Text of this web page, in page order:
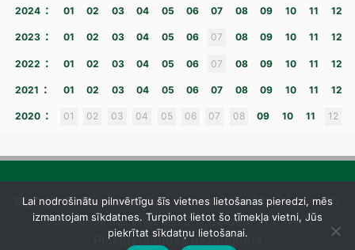
2024 : 01 02 03 04 05 06 07 08 09 10 11 12
2023 : 01 02 03 04 05 06 07 08 09 10 11 12
2022 : 01 02 03 04 05 06 07 08 09 10 11 12
2021 : 01 02 03 04 05 06 07 08 09 10 11 12
2020 : 01 02 03 04 05 06 07 08 09 10 11 12
©2026 Gulbenes novada vidusskola– [Skolas iela 10,
Skolas iela 12, Līkā iela 21] Gulbene, LV-4401
Piekļūstamības paziņojums
Lai nodrošinātu pilnvērtīgu šīs vietnes lietošanas pieredzi, mēs
izmantojam sīkdatnes. Turpinot lietot šo tīmekļa vietni, Jūs
piekrītat sīkdatņu lietošanai.